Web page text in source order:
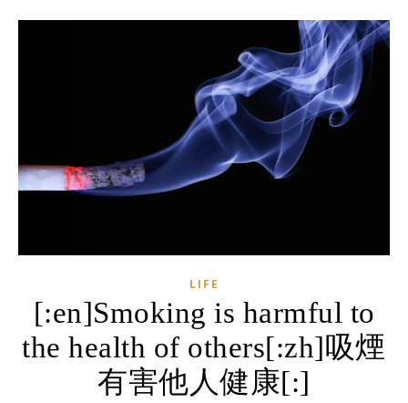
LIFE
[:en]Smoking is harmful to
the health of others[:zh]吸煙
有害他人健康[:]